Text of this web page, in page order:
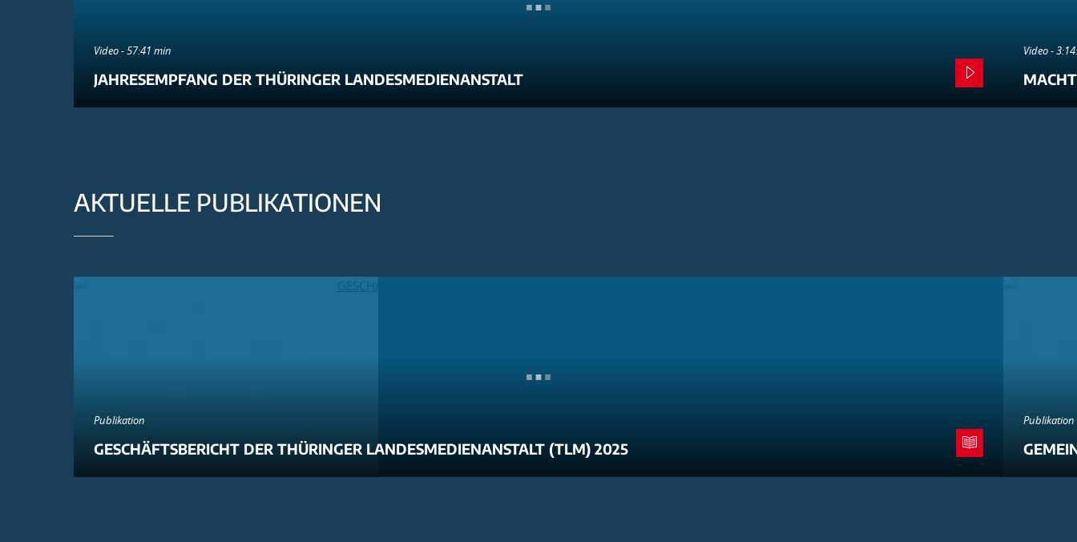
Video - 57:41 min
JAHRESEMPFANG DER THÜRINGER LANDESMEDIENANSTALT
Video -
AKTUELLE PUBLIKATIONEN
Publikation
GESCHÄFTSBERICHT DER THÜRINGER LANDESMEDIENANSTALT (TLM) 2025
Publikation